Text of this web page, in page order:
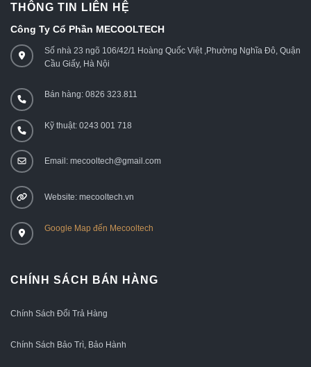
THÔNG TIN LIÊN HỆ
Công Ty Cổ Phần MECOOLTECH
Số nhà 23 ngõ 106/42/1 Hoàng Quốc Việt ,Phường Nghĩa Đô, Quận
Cầu Giấy, Hà Nội
Bán hàng: 0826 323.811
Kỹ thuật: 0243 001 718
Email: mecooltech@gmail.com
Website: mecooltech.vn
Google Map đến Mecooltech
CHÍNH SÁCH BÁN HÀNG
Chính Sách Đổi Trả Hàng
Chính Sách Bảo Trì, Bảo Hành